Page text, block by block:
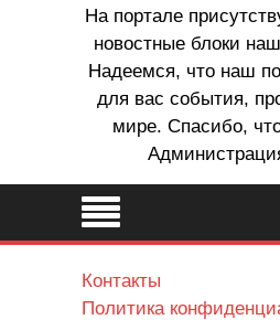
На портале
новостные блоки
Надеемся, что наш
для вас события,
мире. Спасибо,
Контакты
Политика